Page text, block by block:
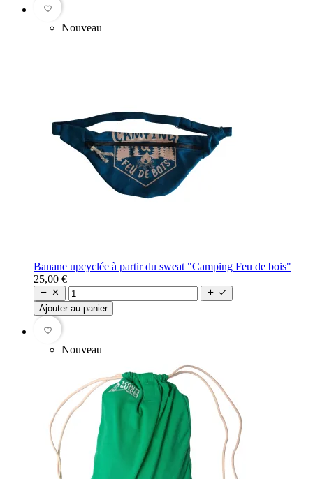
favorite_border
Nouveau
Banane upcyclée à partir du sweat "Camping Feu de bois"
25,00 €
   
Ajouter au panier
favorite_border
Nouveau